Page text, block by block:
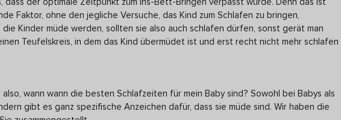
dass der optimale Zeitpunkt zum Ins-Bett-Bringen verpasst wurde. Denn das ist
Faktor, ohne den jegliche Versuche, das Kind zum Schlafen zu bringen,
die Kinder müde werden, sollten sie also auch schlafen dürfen, sonst gerät man
Teufelskreis, in dem das Kind übermüdet ist und erst recht nicht mehr schlafen
also, wann wann die besten Schlafzeiten für mein Baby sind? Sowohl bei Babys als
gibt es ganz spezifische Anzeichen dafür, dass sie müde sind. Wir haben die